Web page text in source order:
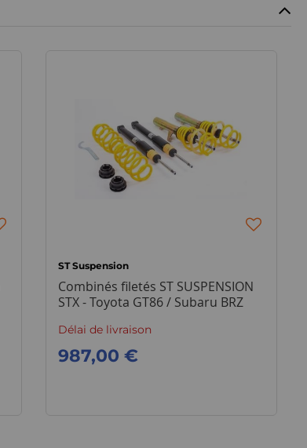
ST Suspension
Combinés filetés ST SUSPENSION
STX - Toyota GT86 / Subaru BRZ
Délai de livraison
987,00 €